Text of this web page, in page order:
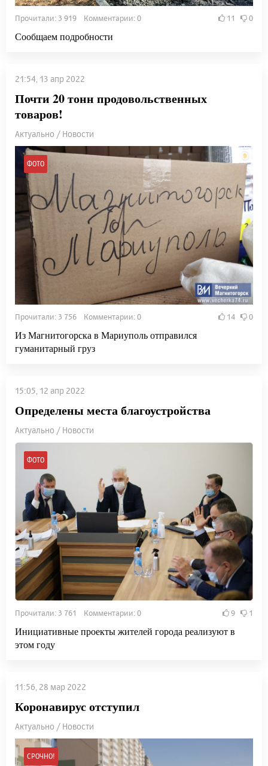
Прочитали: 3 919 Комментарии: 0 11 0
Сообщаем подробности
21:54, 13 апр 2022
Почти 20 тонн продовольственных
товаров!
Актуально / Новости
ФОТО
Прочитали: 3 756 Комментарии: 0 14 0
Из Магнитогорска в Мариуполь отправился
гуманитарный груз
15:05, 12 апр 2022
Определены места благоустройства
Актуально / Новости
ФОТО
Прочитали: 3 761 Комментарии: 0 9 1
Инициативные проекты жителей города реализуют в
этом году
11:56, 28 мар 2022
Коронавирус отступил
Актуально / Новости
СРОЧНО!